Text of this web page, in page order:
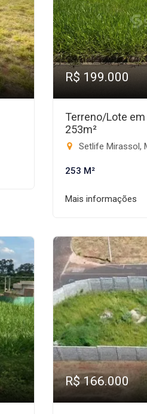
R$ 199.000
Terreno/Lote
253m²
Setlife Mirassol,
253 M²
Mais informações
R$ 166.000